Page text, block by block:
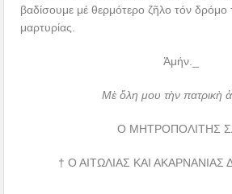
βαδίσουμε μέ θερμότερο ζῆλο τόν δρόμο
μαρτυρίας.
Ἀμήν._
Μὲ ὅλη μου τὴν πατρικὴ
Ο ΜΗΤΡΟΠΟΛΙΤΗΣ
† Ο ΑΙΤΩΛΙΑΣ ΚΑΙ